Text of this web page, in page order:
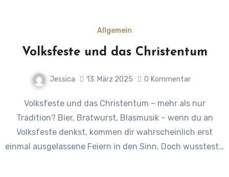
Allgemein
Volksfeste und das Christentum
Jessica 13. März 2025 0 Kommentar
Volksfeste und das Christentum – mehr als nur
Tradition? Bier, Bratwurst, Blasmusik – wenn du an
Volksfeste denkst, kommen dir wahrscheinlich erst
einmal ausgelassene Feiern in den Sinn. Doch wusstest…